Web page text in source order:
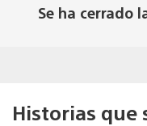
Se ha cerrado
Historias que